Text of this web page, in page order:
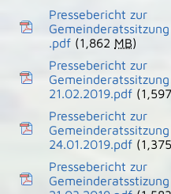
Pressebericht zur
.pdf (1,862 MB)
Pressebericht zur
21.02.2019.pdf (1,597
Pressebericht zur
24.01.2019.pdf (1,375
Pressebericht zur